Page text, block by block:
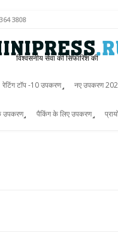
3808
विश्वसनीय सेवा की सिफारिश की
रेटिंग टॉप -10 उपकरण नए उपकरण
उपकरण पैकिंग के लिए उपकरण